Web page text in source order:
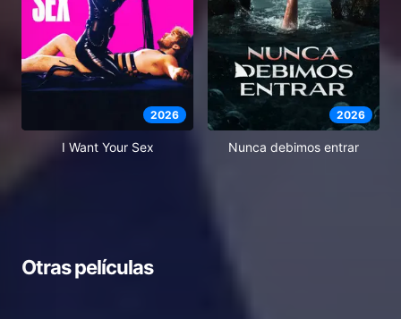
2026
I Want Your Sex
2026
Nunca debimos entrar
Otras películas